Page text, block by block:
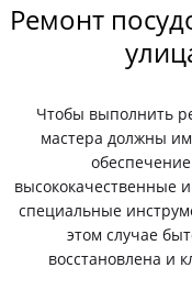
Ремонт
Чтобы выполнить
мастера должны
высококачественные
специальные
этом случае
восстановлена и